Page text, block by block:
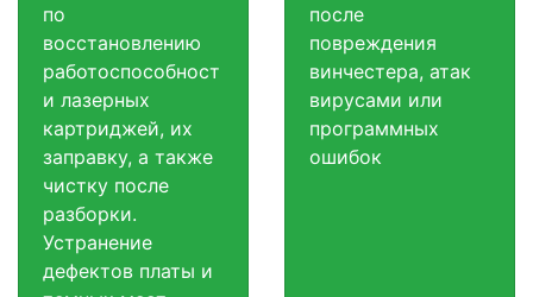
по
восстановлению
работоспособност
и лазерных
картриджей, их
заправку, а также
чистку после
разборки.
Устранение
дефектов платы и
после
повреждения
винчестера, атак
вирусами или
программных
ошибок